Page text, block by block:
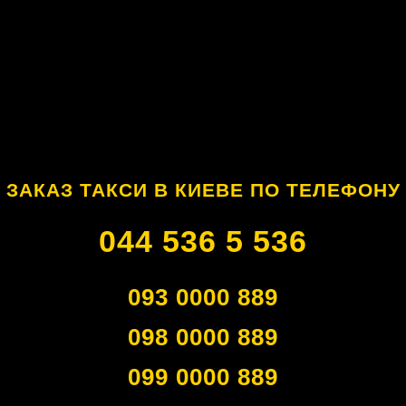
ЗАКАЗ ТАКСИ В КИЕВЕ ПО ТЕЛЕФОНУ
044 536 5 536
093 0000 889
098 0000 889
099 0000 889